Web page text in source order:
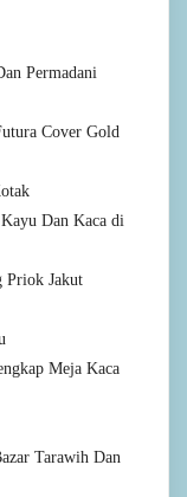
Permadani
Cover Gold
Dan Kaca di
Priok Jakut
Meja Kaca
Tarawih Dan